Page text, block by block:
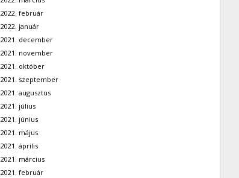
2022. február
2022. január
2021. december
2021. november
2021. október
2021. szeptember
2021. augusztus
2021. július
2021. június
2021. május
2021. április
2021. március
2021. február